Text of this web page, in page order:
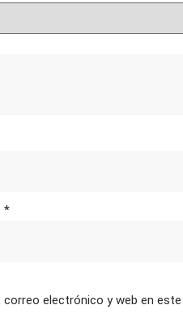
*
correo electrónico y web en